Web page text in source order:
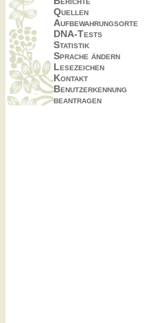
Quellen
Aufbewahrungsorte
DNA-Tests
Statistik
Sprache ändern
Lesezeichen
Kontakt
Benutzerkennung
beantragen